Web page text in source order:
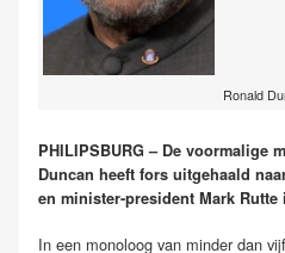
Ronald
PHILIPSBURG – De voormalige
Duncan heeft fors uitgehaald
en minister-president Mark Rutte
In een monoloog van minder dan